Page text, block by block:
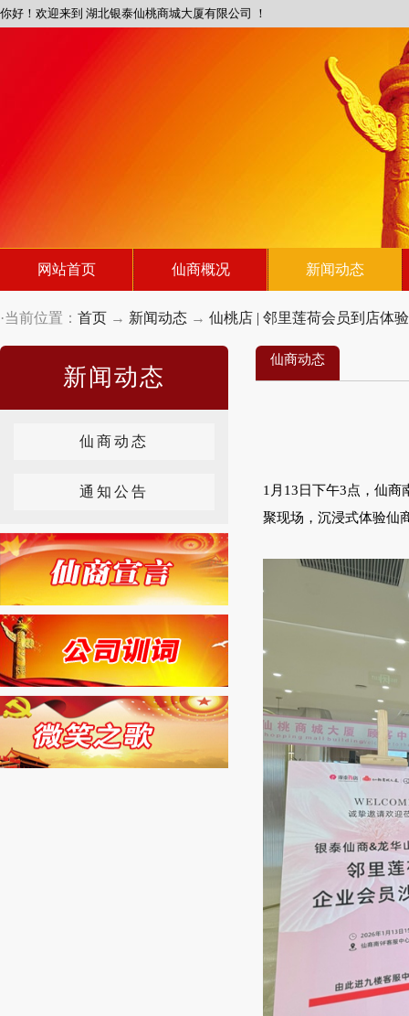
你好！欢迎来到 湖北银泰仙桃商城大厦有限公司 ！
网站首页 仙商概况 新闻动态
·当前位置： 首页 → 新闻动态 → 仙桃店 | 邻里莲荷会员到店体验
新闻动态
仙商动态
通知公告
仙商动态
1月13日下午3点，仙商
聚现场，沉浸式体验仙